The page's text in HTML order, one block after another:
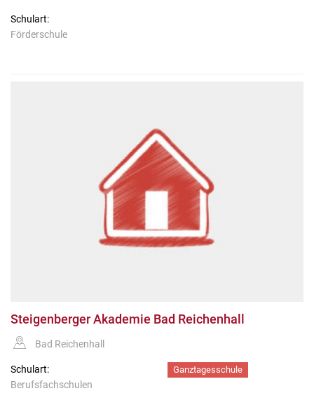
Schulart:
Förderschule
Steigenberger Akademie Bad Reichenhall
Bad Reichenhall
Schulart:
Berufsfachschulen
Ganztagesschule